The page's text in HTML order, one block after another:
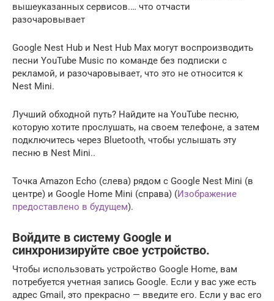
вышеуказанных сервисов.… что отчасти
разочаровывает
Google Nest Hub и Nest Hub Max могут воспроизводить
песни YouTube Music по команде без подписки с
рекламой, и разочаровывает, что это не относится к
Nest Mini.
Лучший обходной путь? Найдите на YouTube песню,
которую хотите прослушать, на своем телефоне, а затем
подключитесь через Bluetooth, чтобы услышать эту
песню в Nest Mini..
Точка Amazon Echo (слева) рядом с Google Nest Mini (в
центре) и Google Home Mini (справа) (Изображение
предоставлено в будущем).
Войдите в систему Google и
синхронизируйте свое устройство.
Чтобы использовать устройство Google Home, вам
потребуется учетная запись Google. Если у вас уже есть
адрес Gmail, это прекрасно — введите его. Если у вас его